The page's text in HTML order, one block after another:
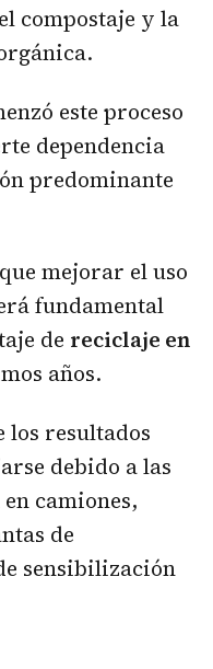
compostaje y la
este proceso
dependencia
predominante
mejorar el uso
fundamental
de reciclaje en
años.
los resultados
debido a las
camiones,
de
sensibilización